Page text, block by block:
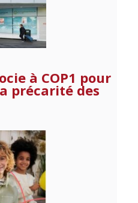
à COP1 pour
précarité des